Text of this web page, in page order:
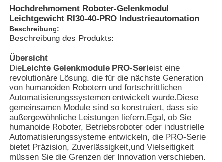
Hochdrehmoment Roboter-Gelenkmodul
Leichtgewicht RI30-40-PRO Industrieautomation
Beschreibung:
Beschreibung des Produkts:
Übersicht
DieLeichte Gelenkmodule PRO-Serieist eine
revolutionäre Lösung, die für die nächste Generation
von humanoiden Robotern und fortschrittlichen
Automatisierungssystemen entwickelt wurde.Diese
gemeinsamen Module sind so konstruiert, dass sie
außergewöhnliche Leistungen liefern.Egal, ob Sie
humanoide Roboter, Betriebsroboter oder industrielle
Automatisierungssysteme entwickeln, die PRO-Serie
bietet Präzision, Zuverlässigkeit,und Vielseitigkeit
müssen Sie die Grenzen der Innovation verschieben.